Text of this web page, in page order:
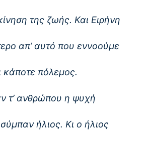
της ζωής. Και Ειρήνη
απ’ αυτό που εννοούμε
κάποτε πόλεμος.
τ’ ανθρώπου η ψυχή
ήλιος. Κι ο ήλιος